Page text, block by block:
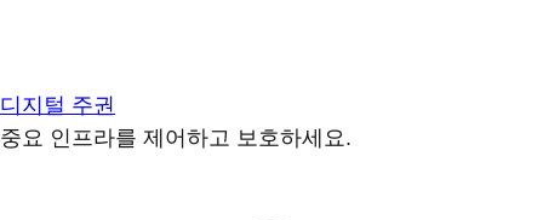
디지털 주권
중요 인프라를 제어하고 보호하세요.